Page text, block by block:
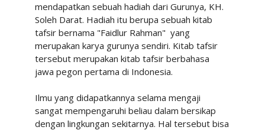
mendapatkan sebuah hadiah dari Gurunya, KH.
Soleh Darat. Hadiah itu berupa sebuah kitab
tafsir bernama "Faidlur Rahman" yang
merupakan karya gurunya sendiri. Kitab tafsir
tersebut merupakan kitab tafsir berbahasa
jawa pegon pertama di Indonesia.
Ilmu yang didapatkannya selama mengaji
sangat mempengaruhi beliau dalam bersikap
dengan lingkungan sekitarnya. Hal tersebut bisa